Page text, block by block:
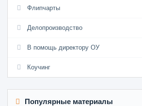
Флипчарты
Делопроизводство
В помощь директору ОУ
Коучинг
Популярные материалы